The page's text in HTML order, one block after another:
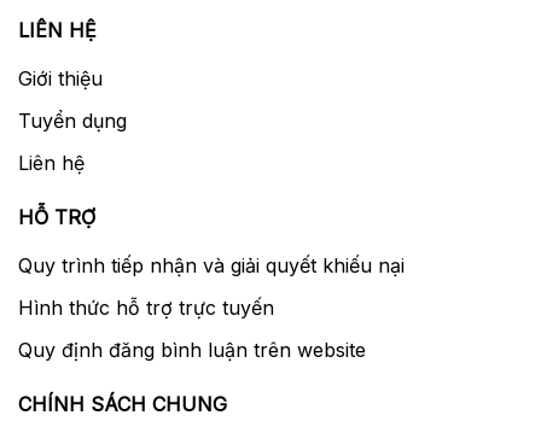
LIÊN HỆ
Giới thiệu
Tuyển dụng
Liên hệ
HỖ TRỢ
Quy trình tiếp nhận và giải quyết khiếu nại
Hình thức hỗ trợ trực tuyến
Quy định đăng bình luận trên website
CHÍNH SÁCH CHUNG